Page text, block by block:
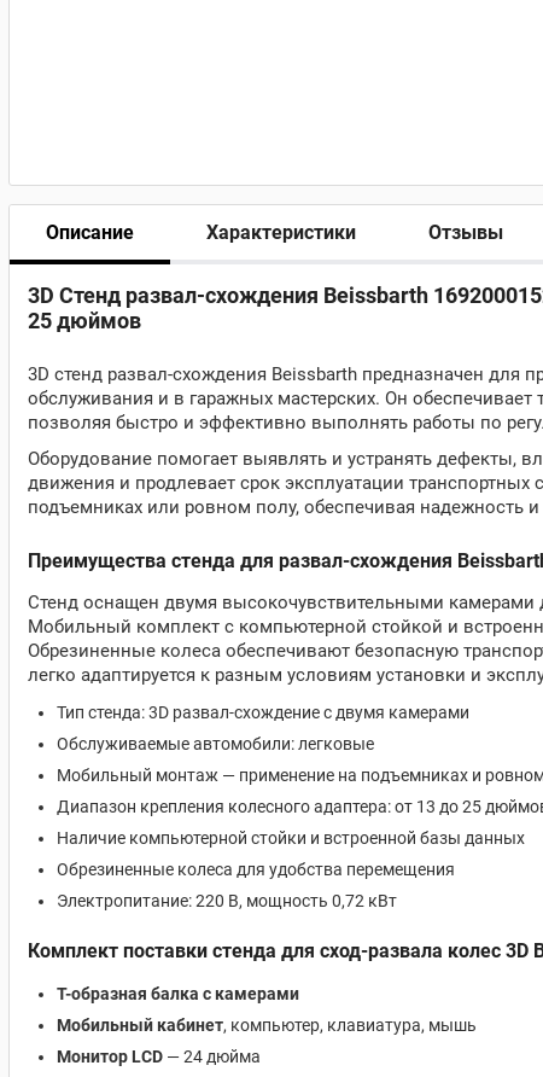
Описание Характеристики Отзывы
3D Стенд развал-схождения Beissbarth
25 дюймов
3D стенд развал-схождения Beissbarth предназначен для
обслуживания и в гаражных мастерских. Он
позволяя быстро и эффективно выполнять работы по
Оборудование помогает выявлять и устранять дефекты,
движения и продлевает срок эксплуатации
подъемниках или ровном полу, обеспечивая надежность
Преимущества стенда для развал-схождения
Стенд оснащен двумя высокочувствительными камерами
Мобильный комплект с компьютерной стойкой и
Обрезиненные колеса обеспечивают безопасную
легко адаптируется к разным условиям установки и
Тип стенда: 3D развал-схождение с двумя камерами
Обслуживаемые автомобили: легковые
Мобильный монтаж — применение на подъемниках и
Диапазон крепления колесного адаптера: от 13 до 25
Наличие компьютерной стойки и встроенной базы данных
Обрезиненные колеса для удобства перемещения
Электропитание: 220 В, мощность 0,72 кВт
Комплект поставки стенда для сход-развала колес 3D
Т-образная балка с камерами
Мобильный кабинет, компьютер, клавиатура, мышь
Монитор LCD — 24 дюйма